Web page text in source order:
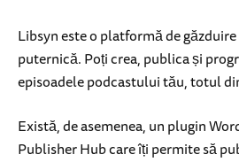
Libsyn este o platformă de
puternică. Poți crea, publica și
episoadele podcastului tău, totul
Există, de asemenea, un plugin
Publisher Hub care îți permite să